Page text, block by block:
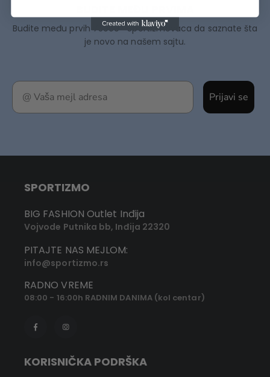
Prijavi se
Budite među prvih 75000+ Sportizmovaca da saznate šta
je novo na našem sajtu.
SPORTIZMO
BIG FASHION Outlet Inđija
Vojvode Putnika bb, Inđija 22320
PITAJTE NAS MEJLOM:
info@sportizmo.rs
RADNO VREME
08:00 - 16:00h RADNIM DANIMA (kol centar)
KORISNIČKA PODRŠKA